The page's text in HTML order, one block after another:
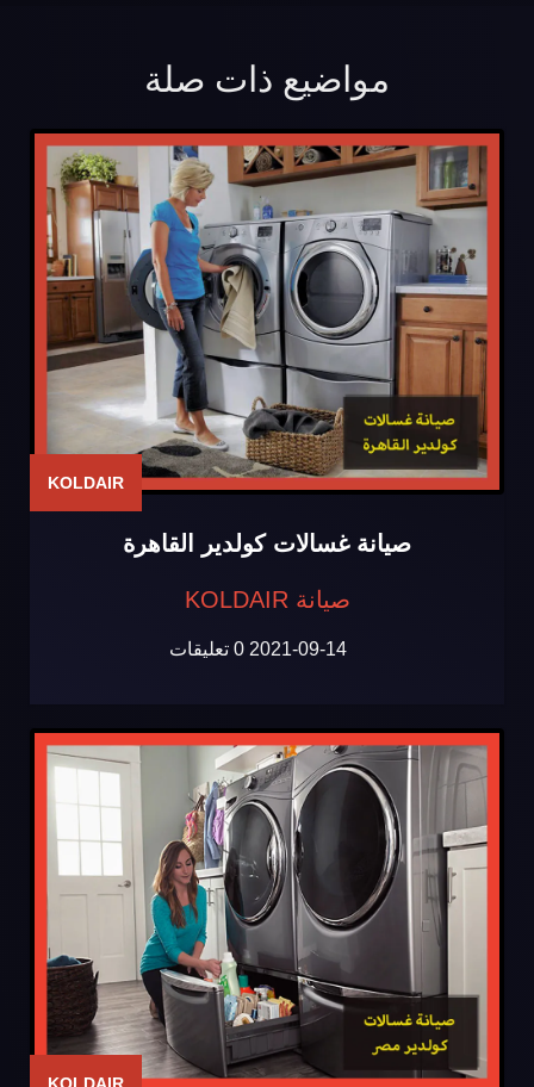
مواضيع ذات صلة
KOLDAIR
صيانة غسالات كولدير القاهرة
صيانة KOLDAIR
2021-09-14 0 تعليقات
KOLDAIR